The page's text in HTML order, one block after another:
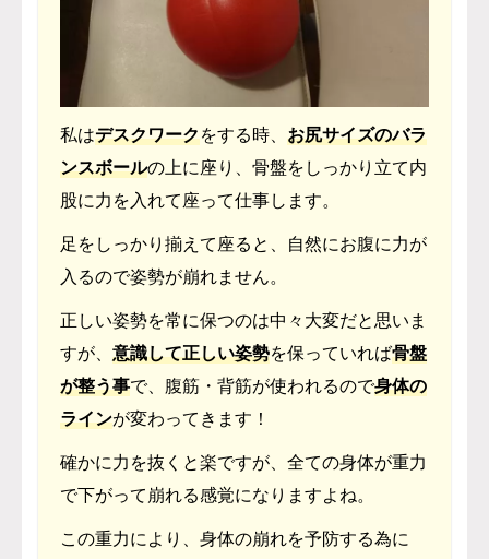
私はデスクワークをする時、 お尻サイズのバラ
ンスボールの上に座り、骨盤をしっかり立て内
股に力を入れて座って仕事します。
足をしっかり揃えて座ると、自然にお腹に力が
入るので姿勢が崩れません。
正しい姿勢を常に保つのは中々大変だと思いま
すが、 意識して正しい姿勢を保っていれば骨盤
が整う事で、腹筋・背筋が使われるので身体の
ラインが変わってきます！
確かに力を抜くと楽ですが、全ての身体が重力
で下がって崩れる感覚になりますよね。
この重力により、身体の崩れを予防する為に